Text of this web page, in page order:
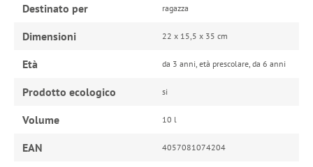
Destinato per ragazza
Dimensioni 22 x 15,5 x 35 cm
Età da 3 anni, età prescolare, da 6 anni
Prodotto ecologico si
Volume 10 l
EAN 4057081074204